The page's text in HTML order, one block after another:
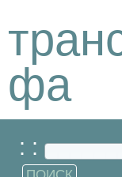
фа
: :